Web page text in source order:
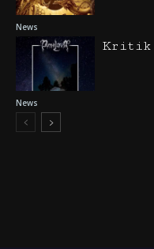
News
News
Kritik